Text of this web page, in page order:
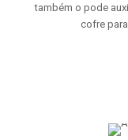
também o pode
cofre